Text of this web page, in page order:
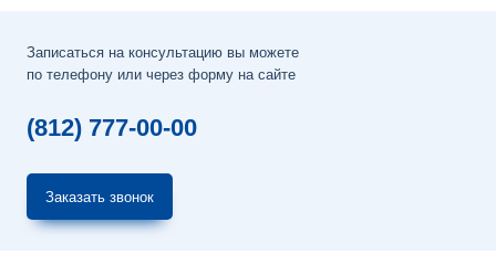
Записаться на консультацию вы можете
по телефону или через форму на сайте
(812) 777-00-00
Заказать звонок